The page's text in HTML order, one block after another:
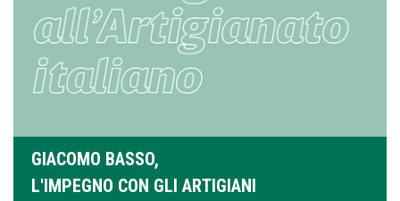
GIACOMO BASSO,
L'IMPEGNO CON GLI ARTIGIANI